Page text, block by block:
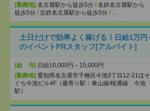
[勤務地] 名古屋駅から徒歩5分 / 名鉄名古屋駅から
徒歩5分 / 近鉄名古屋駅から徒歩5分 / …
土日だけで効率よく稼げる！日給1万円
のイベントPRスタッフ[アルバイト]
[給 与] 日給10,000円～15,000円
[勤務地] 愛知県名古屋市千種区今池3丁目12-21ほそ
ぐち今池ビル4F（最寄り駅：東山線/桜通線 今池
駅）